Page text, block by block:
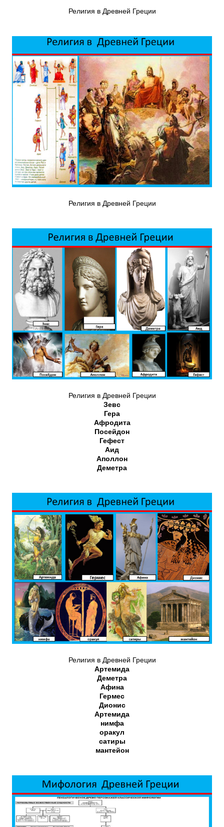
Религия в Древней Греции
Религия в Древней Греции
Религия в Древней Греции
Зевс
Гера
Афродита
Посейдон
Гефест
Аид
Аполлон
Деметра
Религия в Древней Греции
Артемида
Деметра
Афина
Гермес
Дионис
Артемида
нимфа
оракул
сатиры
мантейон